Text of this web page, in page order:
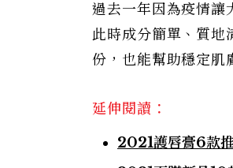
過去一年因為疫情讓
此時成分簡單、質地
份，也能幫助穩定肌
延伸閱讀：
2021護唇膏6款